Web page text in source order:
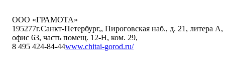
ООО «ГРАМОТА»
195277г.Санкт-Петербург,, Пироговская наб., д. 21, литера А,
офис 63, часть помещ. 12-Н, ком. 29,
8 495 424-84-44www.chitai-gorod.ru/